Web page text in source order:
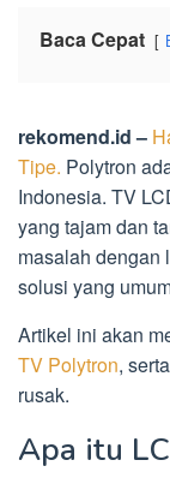
Baca Cepat
rekomend.id –
Tipe. Polytron
Indonesia. TV
yang tajam dan
masalah dengan
solusi yang
Artikel ini akan
TV Polytron,
rusak.
Apa itu